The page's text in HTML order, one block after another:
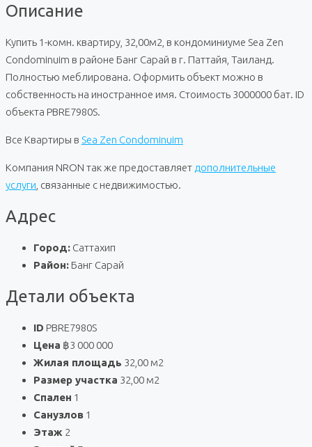
Описание
Купить 1-комн. квартиру, 32,00м2, в кондоминиуме Sea Zen
Condominuim в районе Банг Сарай в г. Паттайя, Таиланд.
Полностью меблирована. Оформить объект можно в
собственность на иностранное имя. Стоимость 3000000 бат. ID
объекта PBRE7980S.
Все Квартиры в Sea Zen Condominuim
Компания NRON так же предоставляет дополнительные
услуги , связанные с недвижимостью.
Адрес
Город: Саттахип
Район: Банг Сарай
Детали объекта
ID PBRE7980S
Цена ฿3 000 000
Жилая площадь 32,00 м2
Размер участка 32,00 м2
Спален 1
Санузлов 1
Этаж 2